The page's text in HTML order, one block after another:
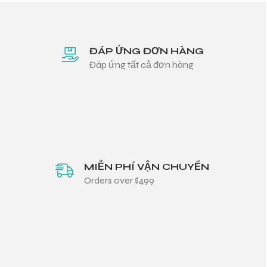
ĐÁP ỨNG ĐƠN HÀNG
Đáp ứng tất cả đơn hàng
MIỄN PHÍ VẬN CHUYỂN
Orders over $499